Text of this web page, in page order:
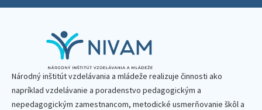
Národný inštitút vzdelávania a mládeže realizuje činnosti ako
napríklad vzdelávanie a poradenstvo pedagogickým a
nepedagogickým zamestnancom, metodické usmerňovanie škôl a